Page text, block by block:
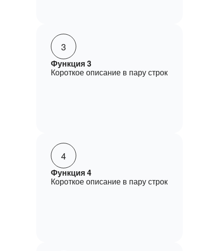
3
Функция 3
Короткое описание в пару строк
4
Функция 4
Короткое описание в пару строк